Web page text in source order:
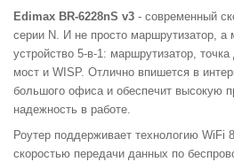
Edimax BR-6228nS v3 - современный
серии N. И не просто маршрутизатор, а
устройство 5-в-1: маршрутизатор,
мост и WISP. Отлично впишется в
большого офиса и обеспечит высокую
надежность в работе.
Роутер поддерживает технологию WiFi
скоростью передачи данных по